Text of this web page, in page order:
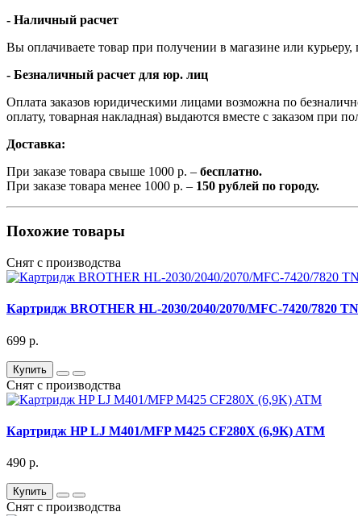
- Наличный расчет
Вы оплачиваете товар при получении в магазине или курьеру,
- Безналичный расчет для юр. лиц
Оплата заказов юридическими лицами возможна по
оплату, товарная накладная) выдаются вместе с заказом при
Доставка:
При заказе товара свыше 1000 р. – бесплатно.
При заказе товара менее 1000 р. – 150 рублей по городу.
Похожие товары
Снят с производства
Картридж BROTHER HL-2030/2040/2070/MFC-7420/7820
699 р.
Купить
Снят с производства
Картридж HP LJ M401/MFP M425 CF280X (6,9K) ATM
490 р.
Купить
Снят с производства